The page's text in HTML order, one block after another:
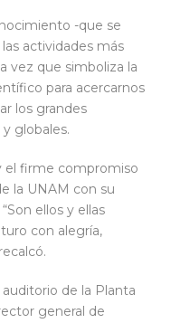
-que se
actividades más
vez que simboliza la
para acercarnos
los grandes
globales.
el firme compromiso
la UNAM con su
ellos y ellas
con alegría,
de la Planta
general de